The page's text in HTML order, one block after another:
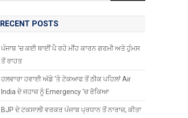
RECENT POSTS
ਪੰਜਾਬ ‘ਚ ਕਈ ਥਾਈਂ ਪੈ ਰਹੇ ਮੀਂਹ ਕਾਰਨ ਗਰਮੀ ਅਤੇ ਹੁੰਮਸ
ਤੋਂ ਰਾਹਤ
ਹਲਵਾਰਾ ਹਵਾਈ ਅੱਡੇ ‘ਤੇ ਟੇਕਆਫ ਤੋਂ ਠੀਕ ਪਹਿਲਾਂ Air
India ਦੇ ਜਹਾਜ਼ ਨੂੰ Emergency ‘ਚ ਰੋਕਿਆ
BJP ਦੇ ਟਕਸਾਲੀ ਵਰਕਰ ਪੰਜਾਬ ਪ੍ਰਧਾਨ ਤੋਂ ਨਾਰਾਜ਼, ਕੀਤਾ